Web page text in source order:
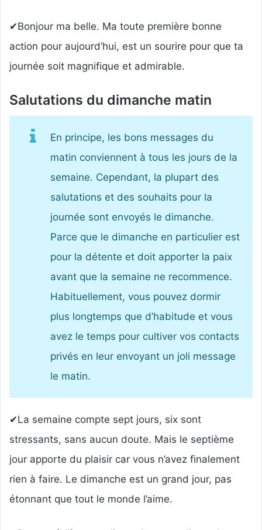
✔Bonjour ma belle. Ma toute première bonne
action pour aujourd’hui, est un sourire pour que ta
journée soit magnifique et admirable.
Salutations du dimanche matin
En principe, les bons messages du
matin conviennent à tous les jours de la
semaine. Cependant, la plupart des
salutations et des souhaits pour la
journée sont envoyés le dimanche.
Parce que le dimanche en particulier est
pour la détente et doit apporter la paix
avant que la semaine ne recommence.
Habituellement, vous pouvez dormir
plus longtemps que d’habitude et vous
avez le temps pour cultiver vos contacts
privés en leur envoyant un joli message
le matin.
✔La semaine compte sept jours, six sont
stressants, sans aucun doute. Mais le septième
jour apporte du plaisir car vous n’avez finalement
rien à faire. Le dimanche est un grand jour, pas
étonnant que tout le monde l’aime.